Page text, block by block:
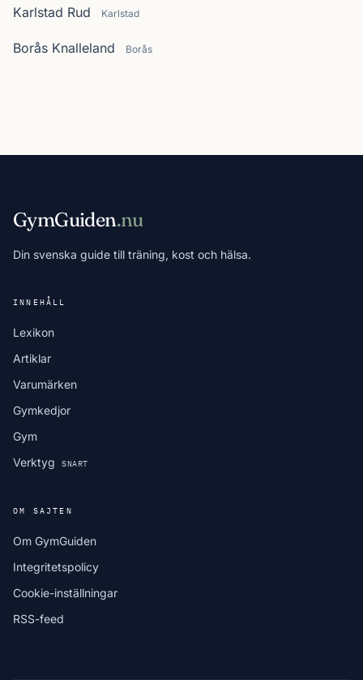
Karlstad Rud Karlstad
Borås Knalleland Borås
GymGuiden.nu
Din svenska guide till träning, kost och hälsa.
INNEHÅLL
Lexikon
Artiklar
Varumärken
Gymkedjor
Gym
Verktyg
SNART
OM SAJTEN
Om GymGuiden
Integritetspolicy
Cookie-inställningar
RSS-feed